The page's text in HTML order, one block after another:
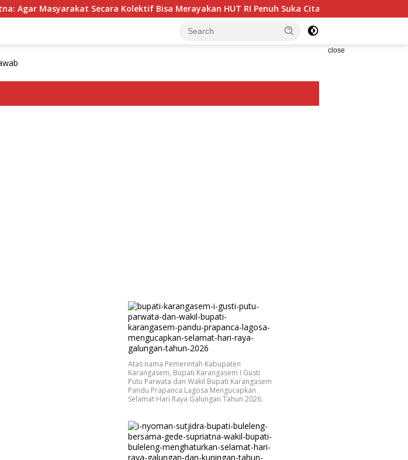
Secara Kolektif Bisa Merayakan HUT RI Penuh Suka Cita Enam Analis Kebencanaan
close
Atas nama Pemerintah Kabupaten
Karangasem, Bupati Karangasem I Gusti
Putu Parwata dan Wakil Bupati Karangasem
Pandu Prapanca Lagosa Mengucapkan
Selamat Hari Raya Galungan Tahun 2026.